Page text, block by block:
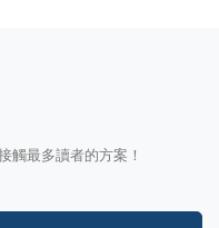
觸最多讀者的方案！